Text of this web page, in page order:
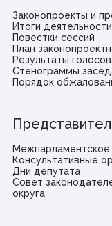
Законопроекты и
Итоги
Повестки сессий
План
Результаты
Стенограммы
Порядок
Межпарламентское
Консультативные
Дни депутата
Совет
округа